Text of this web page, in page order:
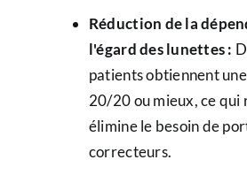
Réduction de la
l'égard des lunettes :
patients obtiennent
20/20 ou mieux, ce qui
élimine le besoin de
correcteurs.